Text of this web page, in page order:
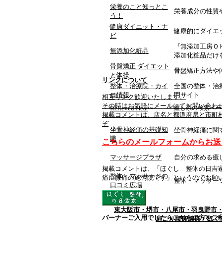
東大阪市・堺市・八尾市・羽曳野市
肩こり腰痛膝痛「ほ
リンクについて
相互リンク歓迎いたします。
その時はお気軽にメールにてお問い合わ
掲載コメントは、店名と都道府県と市町
ぞ
こちらのメールフォームからお
掲載コメントは、「ほぐし 整体の日吉
痛に膝痛の施術院です」というのでお願
バーナーご入用でしたらこちらの方をご
栄養のこと知っとこ
う！
栄養成分の性質
健康ダイエット・ナ
ビ
健康的にダイエ
無添加化粧品
『無添加工房
添加化粧品だけ
骨盤矯正 ダイエット
と体操
骨盤矯正方法や
整体・治療院・カイ
ロ情報
全国の整体・治
門サイト
Relieved Hear
癒し系の検索ペ
坐骨神経痛の基礎知
識
坐骨神経痛に関
マッサージプラザ 自分の求める癒
整体・マッサージの
口コミ広場
整体・マッサー